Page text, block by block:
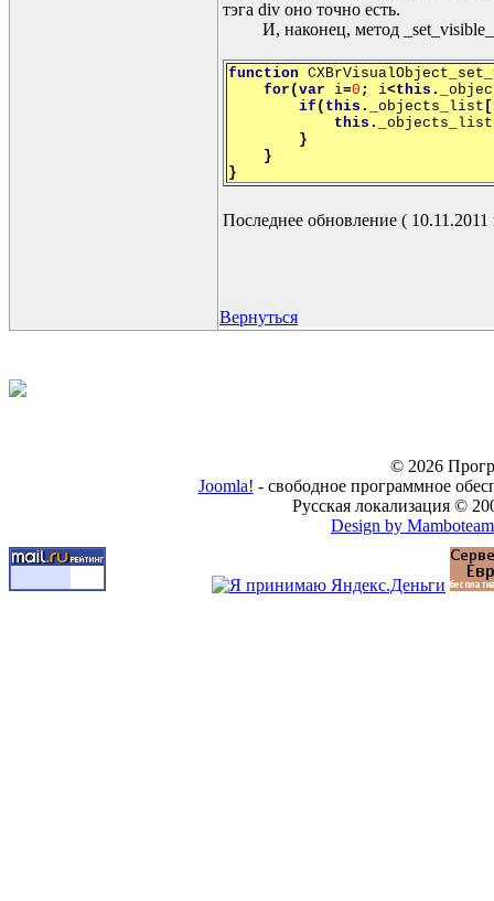
тэга div оно точно есть.
И, наконец, метод
function СХ
for ( var i=0 ; i<this .
if ( this . _objects_list [
this . _objects_list
}
}
}
Последнее обновление ( 10.11.2011
Вернуться
© 2026
Joomla! - свободное программное
Русская локализация ©
Design by